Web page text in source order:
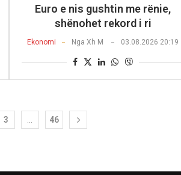
Euro e nis gushtin me rënie,
shënohet rekord i ri
Ekonomi NgaXh M 03.08.2026 20:19
3 … 46